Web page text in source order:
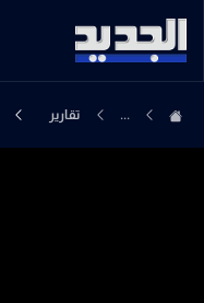
...
تقارير